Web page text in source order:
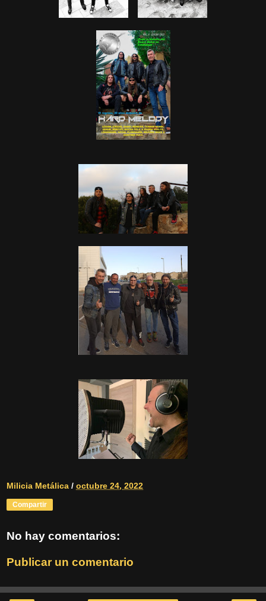
Milicia Metálica / octubre 24, 2022
Compartir
No hay comentarios:
Publicar un comentario